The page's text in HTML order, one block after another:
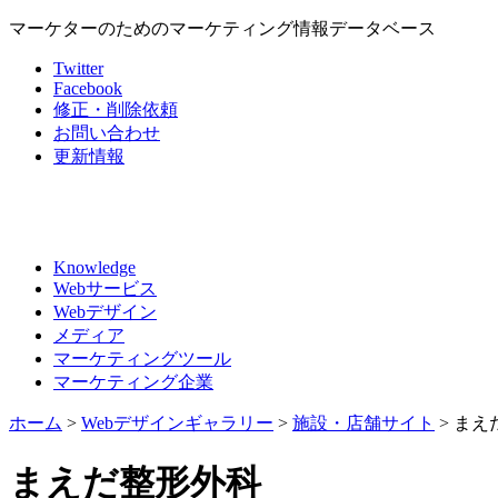
マーケターのためのマーケティング情報データベース
Twitter
Facebook
修正・削除依頼
お問い合わせ
更新情報
Knowledge
Webサービス
Webデザイン
メディア
マーケティングツール
マーケティング企業
ホーム > Webデザインギャラリー > 施設・店舗サイト > まえ
まえだ整形外科